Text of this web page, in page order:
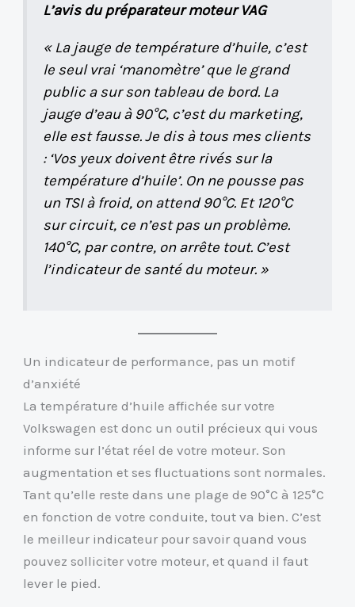
L’avis du préparateur moteur VAG
« La jauge de température d’huile, c’est
le seul vrai ‘manomètre’ que le grand
public a sur son tableau de bord. La
jauge d’eau à 90°C, c’est du marketing,
elle est fausse. Je dis à tous mes clients
: ‘Vos yeux doivent être rivés sur la
température d’huile’. On ne pousse pas
un TSI à froid, on attend 90°C. Et 120°C
sur circuit, ce n’est pas un problème.
140°C, par contre, on arrête tout. C’est
l’indicateur de santé du moteur. »
Un indicateur de performance, pas un motif
d’anxiété
La température d’huile affichée sur votre
Volkswagen est donc un outil précieux qui vous
informe sur l’état réel de votre moteur. Son
augmentation et ses fluctuations sont normales.
Tant qu’elle reste dans une plage de 90°C à 125°C
en fonction de votre conduite, tout va bien. C’est
le meilleur indicateur pour savoir quand vous
pouvez solliciter votre moteur, et quand il faut
lever le pied.